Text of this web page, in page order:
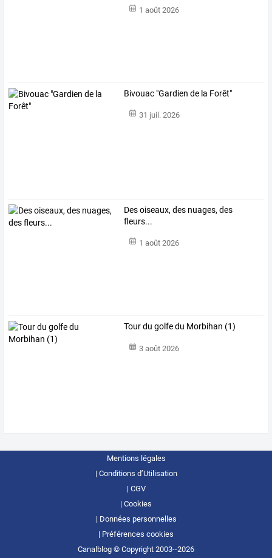
1 août 2026
Bivouac "Gardien de la Forêt"
31 juil. 2026
Des oiseaux, des nuages, des
fleurs...
1 août 2026
Tour du golfe du Morbihan (1)
3 août 2026
Mentions légales
Conditions d’Utilisation
CGV
Cookies
Données personnelles
Préférences cookies
Canalblog © Copyright 2003--2026